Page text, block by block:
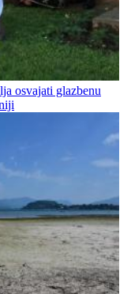
osvajati glazbenu